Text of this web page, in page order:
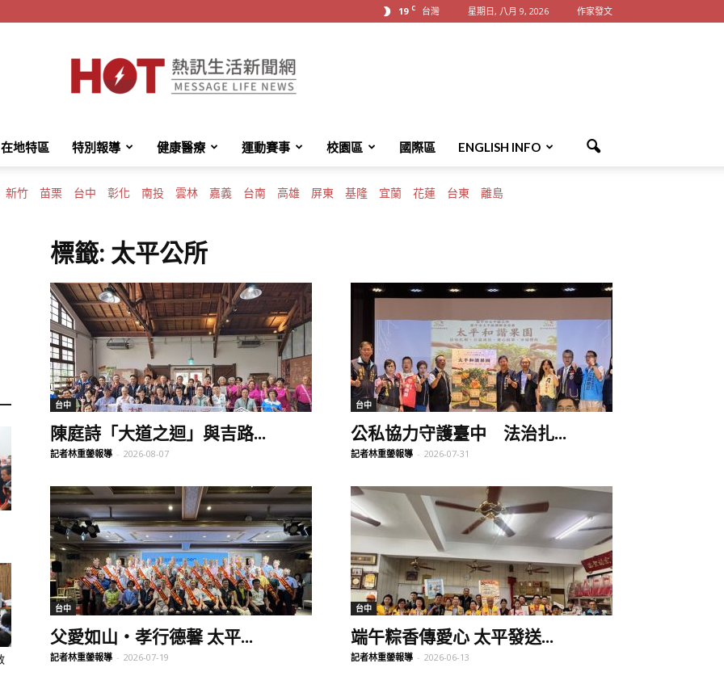
19 C 台灣 星期日, 八月 9, 2026 作家發文
HotMessage
熱
訊
活
在地特區 特別報導 健康醫療 運動賽事 校園區 國際區 ENGLISH INFO
新竹 苗栗 台中 彰化 南投 雲林 嘉義 台南 高雄 屏東 基隆 宜蘭 花蓮 台東 離島
標籤: 太平公所
台中
陳庭詩「大道之迴」與吉路...
記者林重鎣報導 - 2026-08-07
台中
公私協力守護臺中 法治扎...
記者林重鎣報導 - 2026-07-31
台中
父愛如山‧孝行德馨 太平...
記者林重鎣報導 - 2026-07-19
台中
端午粽香傳愛心 太平發送...
記者林重鎣報導 - 2026-06-13